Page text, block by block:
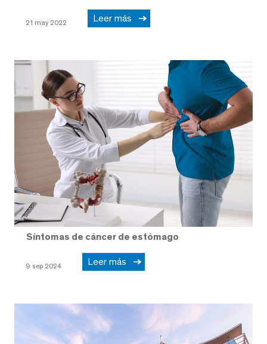
21 may 2022 Leer más
Síntomas de cáncer de estómago
9 sep 2024 Leer más